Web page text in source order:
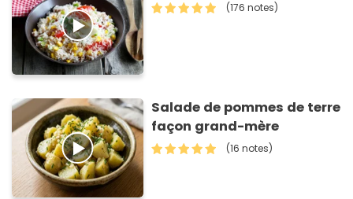
(176 notes)
Salade de pommes de terre
façon grand-mère
(16 notes)